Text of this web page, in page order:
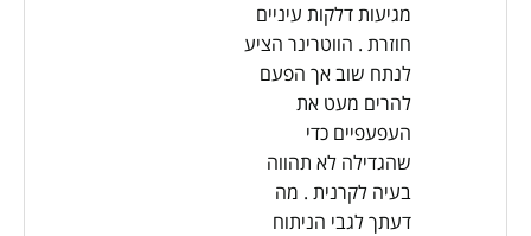
מגיעות דלקות עיניים
חוזרת . הווטרינר הציע
לנתח שוב אך הפעם
להרים מעט את
העפעפיים כדי
שהגדילה לא תהווה
בעיה לקרנית . מה
דעתך לגבי הניתוח